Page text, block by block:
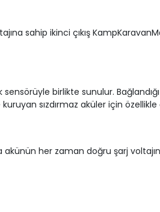
sahip ikinci çıkış
birlikte sunulur.
sızdırmaz aküler için
her zaman doğru şarj